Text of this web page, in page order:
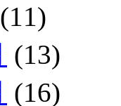
(11)
(13)
(16)